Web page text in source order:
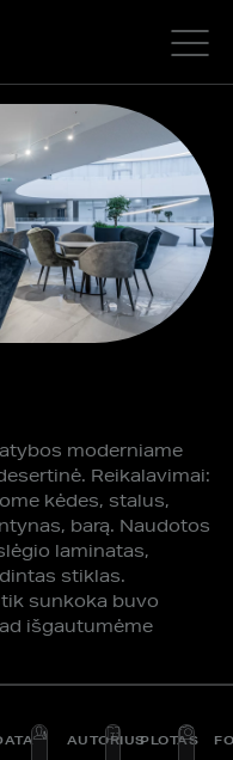
moderniame
Reikalavimai:
kėdes, stalus,
barą. Naudotos
laminatas,
stiklas.
sunkoka buvo
išgautumėme
AUTORIUSPLOTAS